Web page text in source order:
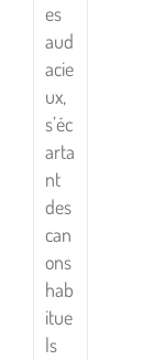
es
aud
acie
ux,
s’éc
arta
nt
des
can
ons
hab
itue
ls